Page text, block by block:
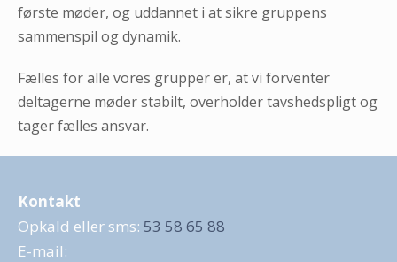
første møder, og uddannet i at sikre gruppens
sammenspil og dynamik.
Fælles for alle vores grupper er, at vi forventer
deltagerne møder stabilt, overholder tavshedspligt og
tager fælles ansvar.
Kontakt
Opkald eller sms: 53 58 65 88
E-mail: